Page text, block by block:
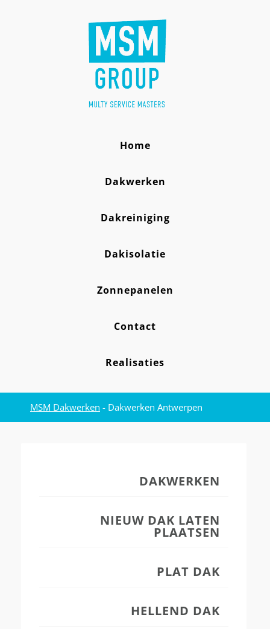
Home
Dakwerken
Dakreiniging
Dakisolatie
Zonnepanelen
Contact
Realisaties
MSM Dakwerken - Dakwerken Antwerpen
DAKWERKEN
NIEUW DAK LATEN
PLAATSEN
PLAT DAK
HELLEND DAK